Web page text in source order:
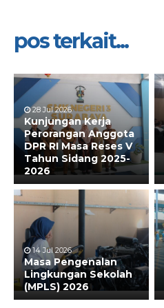
pos terkait...
28 Jul 2026
Kunjungan Kerja
Perorangan Anggota
DPR RI Masa Reses V
Tahun Sidang 2025-
2026
14 Jul 2026
Masa Pengenalan
Lingkungan Sekolah
(MPLS) 2026